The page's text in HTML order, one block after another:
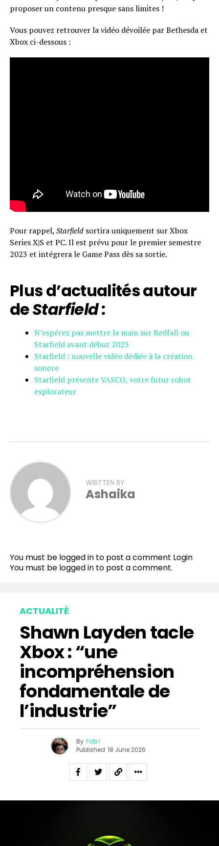
proposer un contenu presque sans limites !
Vous pouvez retrouver la vidéo dévoilée par Bethesda et
Xbox ci-dessous :
Pour rappel, Starfield sortira uniquement sur Xbox
Series X|S et PC. Il est prévu pour le premier semestre
2023 et intégrera le Game Pass dès sa sortie.
Plus d’actualités autour
deStarfield :
N’espérez pas mettre la main sur Redfall ou
Starfield avant début 2023
Starfield : nouvelle vidéo dédiée à la création
sonore
Starfield présente VASCO, votre futur robot
explorateur
WRITTEN BY
Ashaika
You must be logged in to post a comment Login
You must be logged in to post a comment.
ACTUALITÉ
Shawn Layden tacle
Xbox : “une
incompréhension
fondamentale de
l’industrie”
By Fab !
Published 18 June 2026